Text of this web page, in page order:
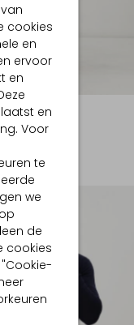
cookies
en
ervoor
en
en
Voor
te
we
de
cookies
COHEN
jeans